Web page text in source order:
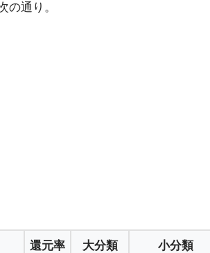
の通り。
還元率 大分類 小分類